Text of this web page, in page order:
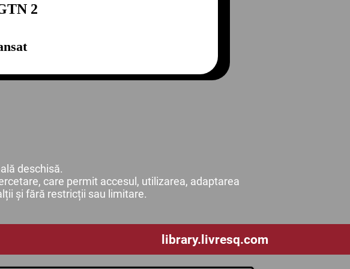
2
deschisă.
care permit accesul, utilizarea, adaptarea
și fără restricții sau limitare.
library.livresq.com